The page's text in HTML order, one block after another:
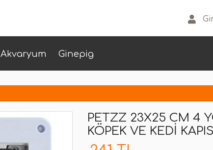
Akvaryum Ginepig
PETZZ 23X25 CM 4
KÖPEK VE KEDI